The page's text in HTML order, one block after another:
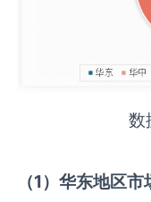
数
（1）华东地区市